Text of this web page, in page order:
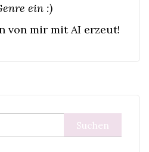
ein :)
von mir mit AI erzeut!